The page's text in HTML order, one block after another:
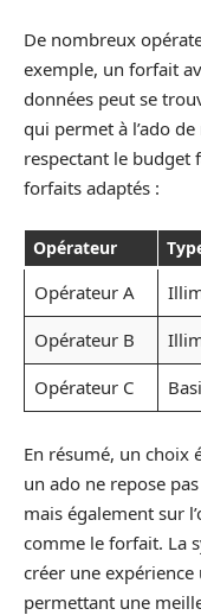
De nombreux
exemple, un forfait
données peut se
qui permet à l’ado
respectant le budget
forfaits adaptés :
Opérateur
Opérateur A
Opérateur B
Opérateur C
En résumé, un choix
un ado ne repose
mais également sur
comme le forfait. La
créer une
permettant une